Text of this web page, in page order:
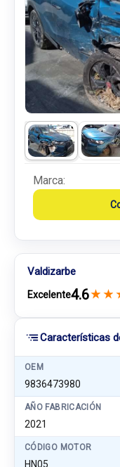
Características
OEM
9836473980
AÑO FABRICACIÓN
2021
CÓDIGO MOTOR
HN05
Marca:
Valdizarbe
Excelente4.6★ ★